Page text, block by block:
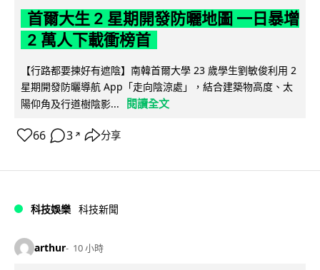
首爾大生 2 星期開發防曬地圖 一日暴增
2 萬人下載衝榜首
【行路都要揀好有遮陰】南韓首爾大學 23 歲學生劉敏俊利用 2
星期開發防曬導航 App「走向陰涼處」，結合建築物高度、太
陽仰角及行道樹陰影...
閱讀全文
66 3 ↗ 分享
科技娛樂 科技新聞
arthur 10 小時